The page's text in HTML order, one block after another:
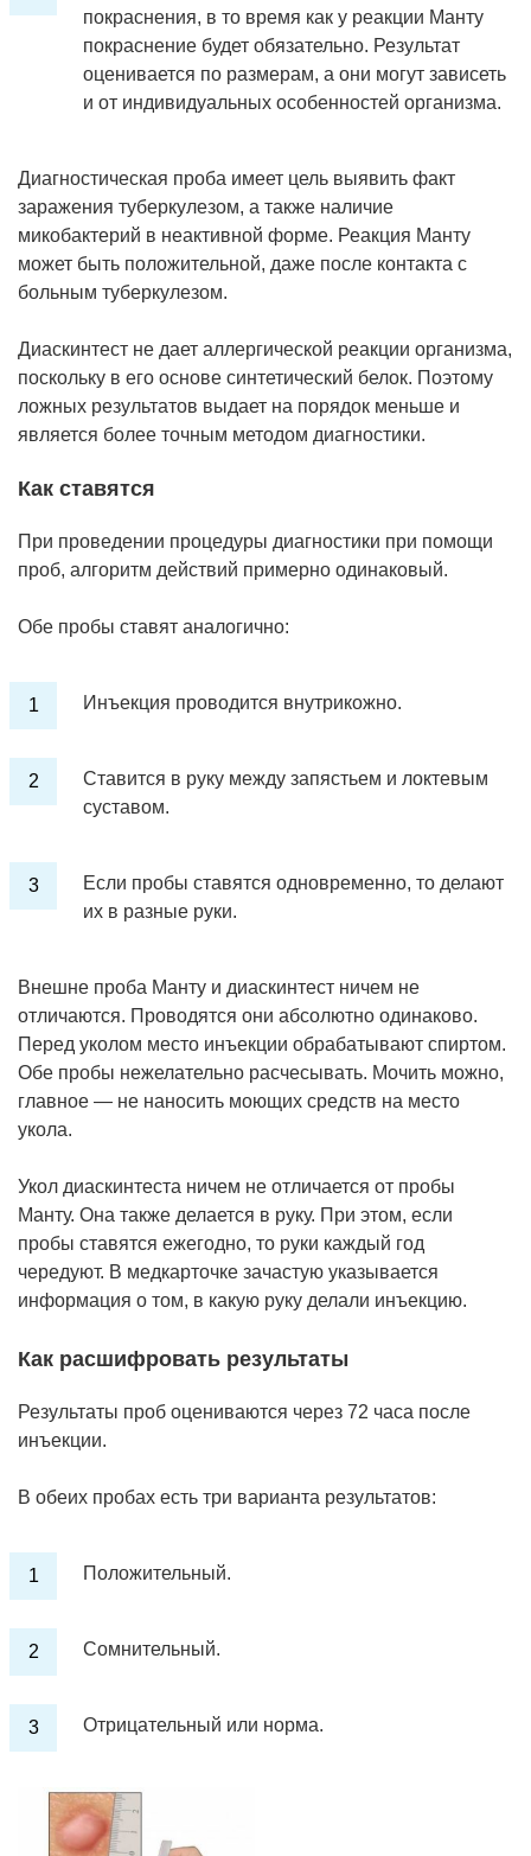
покраснения, в то время как у реакции Манту
покраснение будет обязательно. Результат
оценивается по размерам, а они могут зависеть
и от индивидуальных особенностей организма.
Диагностическая проба имеет цель выявить факт
заражения туберкулезом, а также наличие
микобактерий в неактивной форме. Реакция Манту
может быть положительной, даже после контакта с
больным туберкулезом.
Диаскинтест не дает аллергической реакции организма,
поскольку в его основе синтетический белок. Поэтому
ложных результатов выдает на порядок меньше и
является более точным методом диагностики.
Как ставятся
При проведении процедуры диагностики при помощи
проб, алгоритм действий примерно одинаковый.
Обе пробы ставят аналогично:
Инъекция проводится внутрикожно.
Ставится в руку между запястьем и локтевым
суставом.
Если пробы ставятся одновременно, то делают
их в разные руки.
Внешне проба Манту и диаскинтест ничем не
отличаются. Проводятся они абсолютно одинаково.
Перед уколом место инъекции обрабатывают спиртом.
Обе пробы нежелательно расчесывать. Мочить можно,
главное — не наносить моющих средств на место
укола.
Укол диаскинтеста ничем не отличается от пробы
Манту. Она также делается в руку. При этом, если
пробы ставятся ежегодно, то руки каждый год
чередуют. В медкарточке зачастую указывается
информация о том, в какую руку делали инъекцию.
Как расшифровать результаты
Результаты проб оцениваются через 72 часа после
инъекции.
В обеих пробах есть три варианта результатов:
Положительный.
Сомнительный.
Отрицательный или норма.